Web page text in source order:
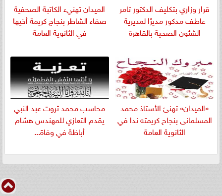
قرار وزاري بتكليف الدكتور تامر
عاطف مدكور مديرًا لمديرية
الشئون الصحية بالقاهرة
الميدان تهنيء الكاتبة الصحفية
صفاء الشاطر بنجاج كريمة أخيها
في الثانوية العامة
«الميدان» تهنئ الأستاذ محمد
المسلمانى بنجاح كريمته ندا في
الثانوية العامة
​محاسب محمد ثروت عبد النبي
يقدم التعازي للمهندس هشام
أباظة في وفاة...